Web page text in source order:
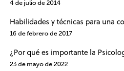
4 de julio de 2014
Habilidades y técnicas para una
16 de febrero de 2017
¿Por qué es importante la
23 de mayo de 2022